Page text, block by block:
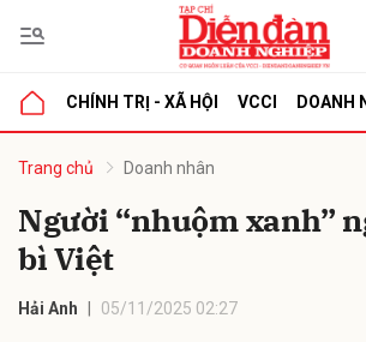
CHÍNH TRỊ - XÃ HỘI VCCI DOANH
Trang chủ Doanh nhân
Người “nhuộm xanh”
bì Việt
Hải Anh 05/11/2025 02:27
luận